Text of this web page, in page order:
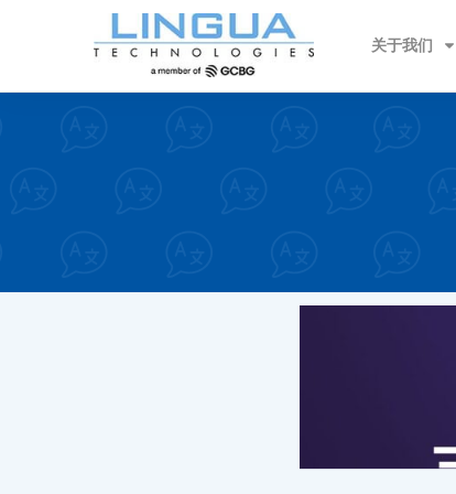
关于我们